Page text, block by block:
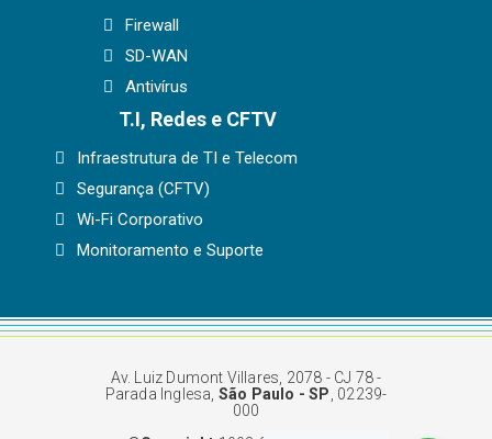
Firewall
SD-WAN
Antivírus
T.I, Redes e CFTV
Infraestrutura de TI e Telecom
Segurança (CFTV)
Wi-Fi Corporativo
Monitoramento e Suporte
Av. Luiz Dumont Villares, 2078 - CJ 78 -
Parada Inglesa, São Paulo - SP , 02239-
000